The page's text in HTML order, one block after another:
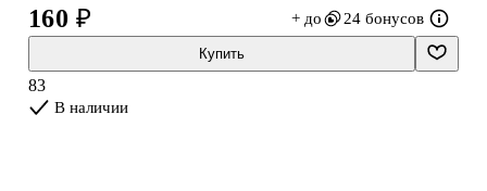
160 ₽ + до 24 бонусов
Купить
83
В наличии